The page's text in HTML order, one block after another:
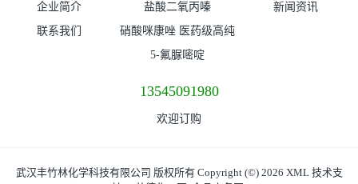
企业简介
联系我们
盐酸二氧丙嗪
硝酸咪康唑 医药级高纯
度99%原粉
5-氟脲嘧啶
新闻资讯
13545091980
欢迎订购
武汉丰竹林化学科技有限公司 版权所有 Copyright (©) 2026 XML技术支